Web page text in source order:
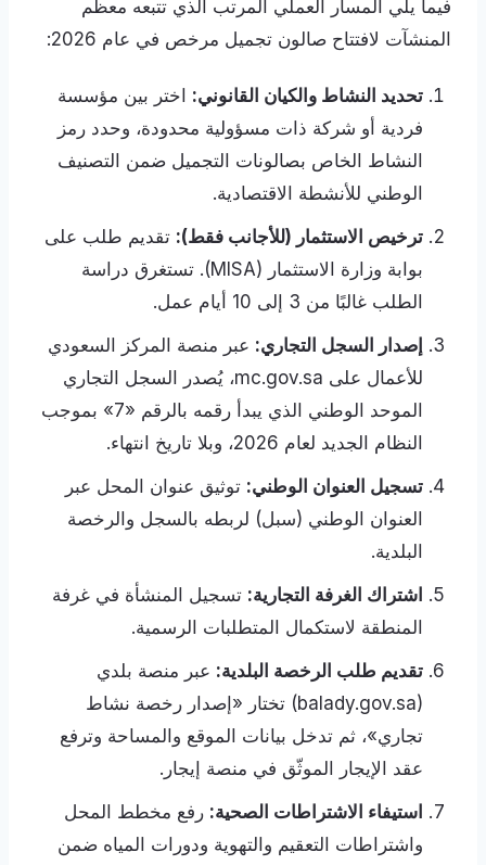
فيما يلي المسار العملي المرتب الذي تتبعه معظم
المنشآت لافتتاح صالون تجميل مرخص في عام 2026:
تحديد النشاط والكيان القانوني: اختر بين مؤسسة
فردية أو شركة ذات مسؤولية محدودة، وحدد رمز
النشاط الخاص بصالونات التجميل ضمن التصنيف
الوطني للأنشطة الاقتصادية.
ترخيص الاستثمار (للأجانب فقط): تقديم طلب على
بوابة وزارة الاستثمار (MISA). تستغرق دراسة
الطلب غالبًا من 3 إلى 10 أيام عمل.
إصدار السجل التجاري: عبر منصة المركز السعودي
للأعمال على mc.gov.sa، يُصدر السجل التجاري
الموحد الوطني الذي يبدأ رقمه بالرقم «7» بموجب
النظام الجديد لعام 2026، وبلا تاريخ انتهاء.
تسجيل العنوان الوطني: توثيق عنوان المحل عبر
العنوان الوطني (سبل) لربطه بالسجل والرخصة
البلدية.
اشتراك الغرفة التجارية: تسجيل المنشأة في غرفة
المنطقة لاستكمال المتطلبات الرسمية.
تقديم طلب الرخصة البلدية: عبر منصة بلدي
(balady.gov.sa) تختار «إصدار رخصة نشاط
تجاري»، ثم تدخل بيانات الموقع والمساحة وترفع
عقد الإيجار الموثّق في منصة إيجار.
استيفاء الاشتراطات الصحية: رفع مخطط المحل
واشتراطات التعقيم والتهوية ودورات المياه ضمن